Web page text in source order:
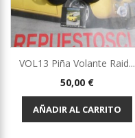
VOL13 Piña Volante Raid...
Precio
50,00 €
AÑADIR AL CARRITO